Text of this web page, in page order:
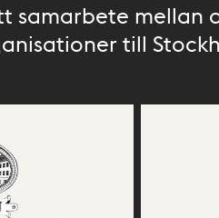
samarbete mellan
till